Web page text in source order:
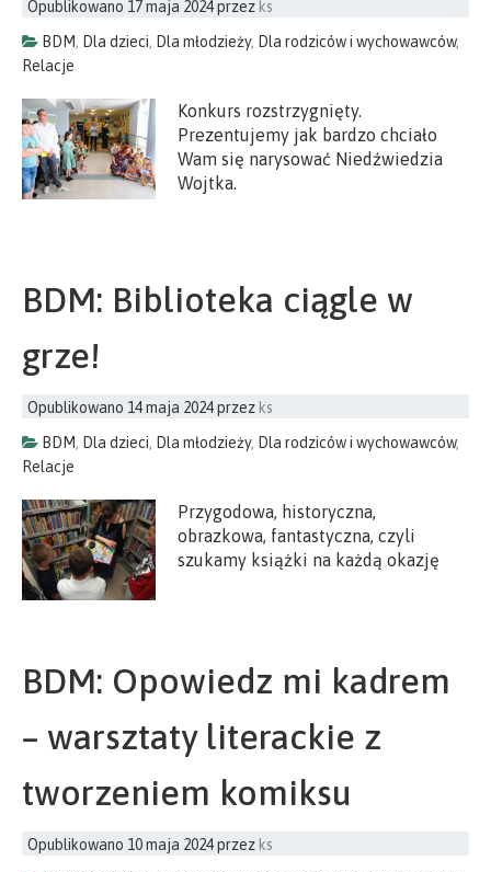
Opublikowano 17 maja 2024przez ks
BDM, Dla dzieci, Dla młodzieży, Dla rodziców i wychowawców,
Relacje
Konkurs rozstrzygnięty.
Prezentujemy jak bardzo chciało
Wam się narysować Niedźwiedzia
Wojtka.
BDM: Biblioteka ciągle w
grze!
Opublikowano 14 maja 2024przez ks
BDM, Dla dzieci, Dla młodzieży, Dla rodziców i wychowawców,
Relacje
Przygodowa, historyczna,
obrazkowa, fantastyczna, czyli
szukamy książki na każdą okazję
BDM: Opowiedz mi kadrem
– warsztaty literackie z
tworzeniem komiksu
Opublikowano 10 maja 2024przez ks